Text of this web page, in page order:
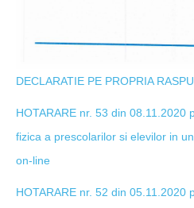
DECLARATIE PE PROPRIA
HOTARARE nr. 53 din
fizica a prescolarilor si elevilor in
on-line
HOTARARE nr. 52 din